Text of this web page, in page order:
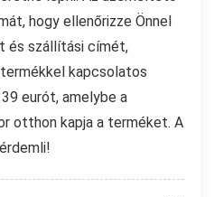
hogy ellenőrizze Önnel
és szállítási címét,
kapcsolatos
eurót, amelybe a
otthon kapja a terméket. A